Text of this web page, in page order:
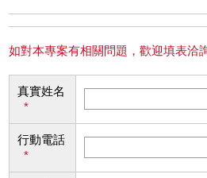
如對本專案有相關問題，歡迎填表洽
真實姓名
*
行動電話
*